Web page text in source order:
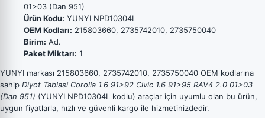
01>03 (Dan 951)
Ürün Kodu: YUNYI NPD10304L
OEM Kodları: 215803660, 2735742010, 2735750040
Birim: Ad.
Paket Miktarı: 1
YUNYI markası 215803660, 2735742010, 2735750040 OEM kodlarına
sahip Diyot Tablasi Corolla 1.6 91>92 Civic 1.6 91>95 RAV4 2.0 01>03
(Dan 951) (YUNYI NPD10304L kodlu) araçlar için uyumlu olan bu ürün,
uygun fiyatlarla, hızlı ve güvenli kargo ile hizmetinizdedir.